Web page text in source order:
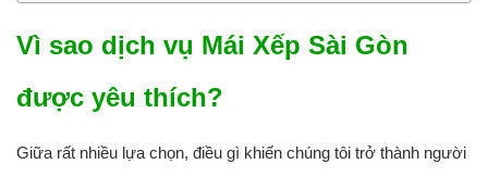
Vì sao dịch vụ Mái Xếp Sài Gòn
được yêu thích?
Giữa rất nhiều lựa chọn, điều gì khiến chúng tôi trở thành người